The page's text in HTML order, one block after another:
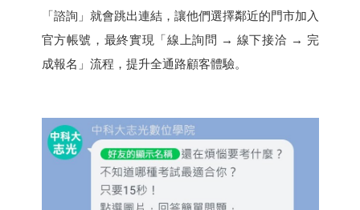
「諮詢」就會跳出連結，讓他們選擇鄰近的門市加入
官方帳號，最終實現「線上詢問 → 線下接洽 → 完
成報名」流程，提升全通路顧客體驗。